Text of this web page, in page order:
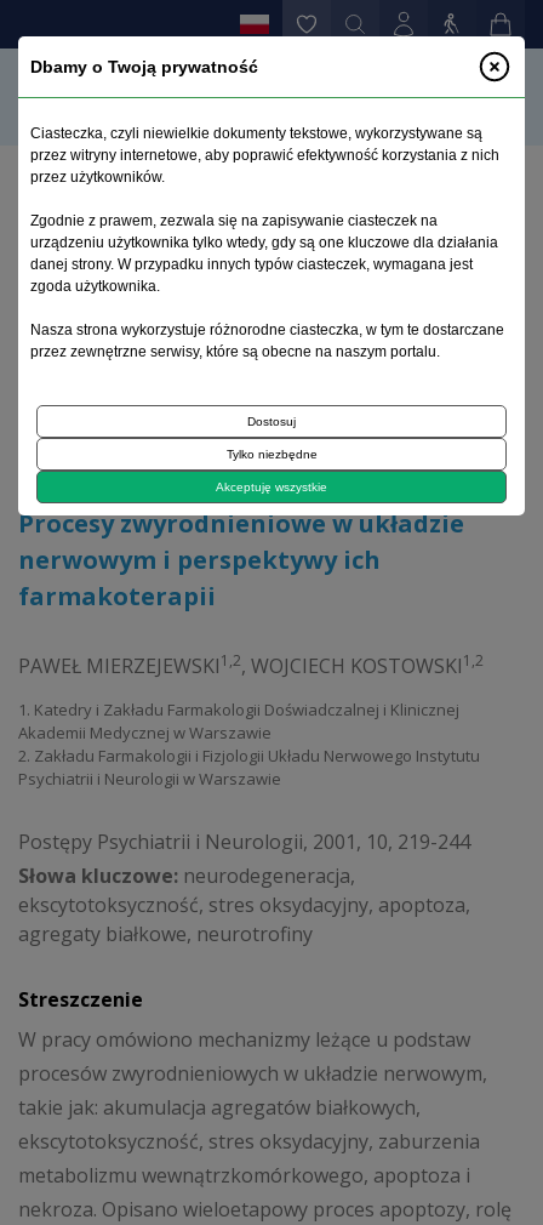
Procesy zwyrodnieniowe w układzie nerwowym i
perspektywy ich farmakoterapii
Archiwum 1992–2014
2001, tom 10, zeszyt 3
Artykuł poglądowy
Procesy zwyrodnieniowe w układzie
nerwowym i perspektywy ich
farmakoterapii
PAWEŁ MIERZEJEWSKI1,2, WOJCIECH KOSTOWSKI1,2
1. Katedry i Zakładu Farmakologii Doświadczalnej i Klinicznej
Akademii Medycznej w Warszawie
2. Zakładu Farmakologii i Fizjologii Układu Nerwowego Instytutu
Psychiatrii i Neurologii w Warszawie
Postępy Psychiatrii i Neurologii, 2001, 10, 219-244
Słowa kluczowe: neurodegeneracja,
ekscytotoksyczność, stres oksydacyjny, apoptoza,
agregaty białkowe, neurotrofiny
Streszczenie
W pracy omówiono mechanizmy leżące u podstaw
procesów zwyrodnieniowych w układzie nerwowym,
takie jak: akumulacja agregatów białkowych,
ekscytotoksyczność, stres oksydacyjny, zaburzenia
metabolizmu wewnątrzkomórkowego, apoptoza i
nekroza. Opisano wieloetapowy proces apoptozy, rolę
Dbamy o Twoją prywatność
Ciasteczka, czyli niewielkie dokumenty tekstowe, wykorzystywane są
przez witryny internetowe, aby poprawić efektywność korzystania z nich
przez użytkowników.
Zgodnie z prawem, zezwala się na zapisywanie ciasteczek na
urządzeniu użytkownika tylko wtedy, gdy są one kluczowe dla działania
danej strony. W przypadku innych typów ciasteczek, wymagana jest
zgoda użytkownika.
Nasza strona wykorzystuje różnorodne ciasteczka, w tym te dostarczane
przez zewnętrzne serwisy, które są obecne na naszym portalu.
Dostosuj
Tylko niezbędne
Akceptuję wszystkie